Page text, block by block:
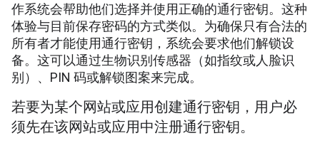
作系统会帮助他们选择并使用正确的通行密钥。这种
体验与目前保存密码的方式类似。为确保只有合法的
所有者才能使用通行密钥，系统会要求他们解锁设
备。这可以通过生物识别传感器（如指纹或人脸识
别）、PIN 码或解锁图案来完成。
若要为某个网站或应用创建通行密钥，用户必
须先在该网站或应用中注册通行密钥。